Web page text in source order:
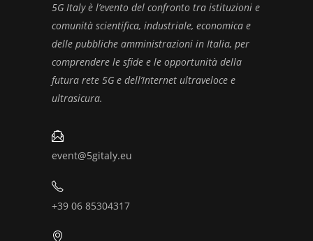
5G Italy è l’evento del confronto tra istituzioni e
comunità scientifica, industriale, economica e
delle pubbliche amministrazioni in Italia, per
comprendere le sfide e le opportunità della
futura rete 5G e dell’Internet ultraveloce e
ultrasicura.
event@5gitaly.eu
+39 06 85304317